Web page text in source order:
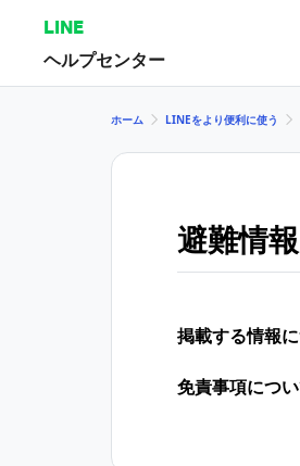
LINE
ヘルプセンター
ホーム LINEをより便利に使う
避難情報
掲載する情報
免責事項につ